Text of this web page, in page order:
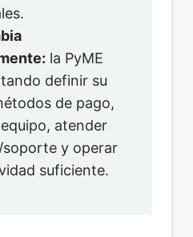
la PyME
definir su
de pago,
atender
y operar
suficiente.